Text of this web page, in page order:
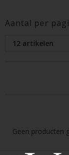
Aantal per
Geen producten